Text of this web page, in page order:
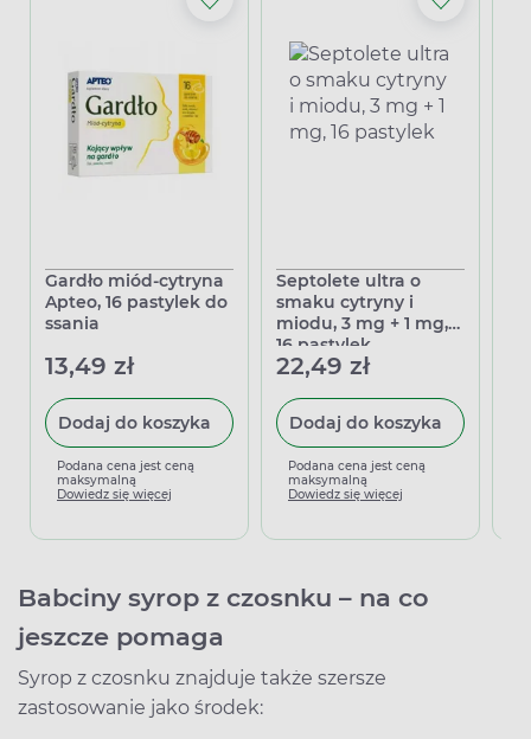
Gardło miód-cytryna
Apteo, 16 pastylek do
ssania
13,49 zł
Dodaj do koszyka
Podana cena jest ceną
maksymalną
Dowiedz się więcej
Septolete ultra o
smaku cytryny i
miodu, 3 mg + 1 mg,
16 pastylek
22,49 zł
Dodaj do koszyka
Podana cena jest ceną
maksymalną
Dowiedz się więcej
Babciny syrop z czosnku – na co
jeszcze pomaga
Syrop z czosnku znajduje także szersze
zastosowanie jako środek: